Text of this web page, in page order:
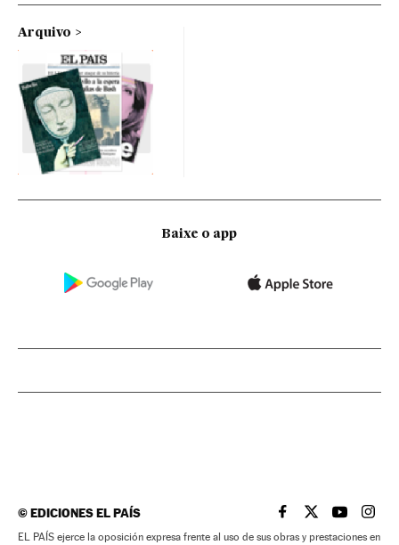
Arquivo
Baixe o app
©EDICIONES EL PAÍS EL PAÍS BRASIL EN
EL PAÍSEL PAÍS
EL
EL PAÍS ejerce la oposición expresa frente al uso de sus obras y prestaciones en